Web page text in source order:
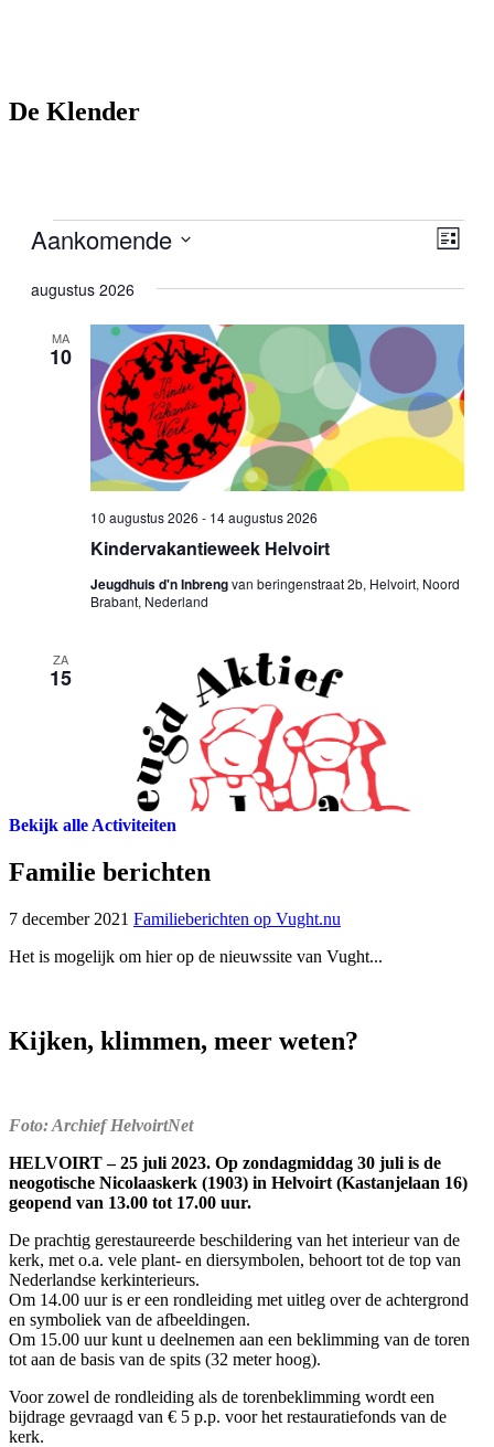
De Klender
Bekijk alle Activiteiten
Familie berichten
7 december 2021 Familieberichten op Vught.nu
Het is mogelijk om hier op de nieuwssite van Vught...
Kijken, klimmen, meer weten?
Foto: Archief HelvoirtNet
HELVOIRT – 25 juli 2023. Op zondagmiddag 30 juli is de
neogotische Nicolaaskerk (1903) in Helvoirt (Kastanjelaan 16)
geopend van 13.00 tot 17.00 uur.
De prachtig gerestaureerde beschildering van het interieur van de
kerk, met o.a. vele plant- en diersymbolen, behoort tot de top van
Nederlandse kerkinterieurs.
Om 14.00 uur is er een rondleiding met uitleg over de achtergrond
en symboliek van de afbeeldingen.
Om 15.00 uur kunt u deelnemen aan een beklimming van de toren
tot aan de basis van de spits (32 meter hoog).
Voor zowel de rondleiding als de torenbeklimming wordt een
bijdrage gevraagd van € 5 p.p. voor het restauratiefonds van de
kerk.